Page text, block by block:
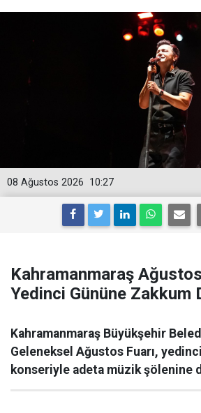
10:27
08 Ağustos 2026
Kahramanmaraş Ağustos
Yedinci Gününe Zakkum
Kahramanmaraş Büyükşehir
Geleneksel Ağustos Fuarı,
konseriyle adeta müzik şölenine